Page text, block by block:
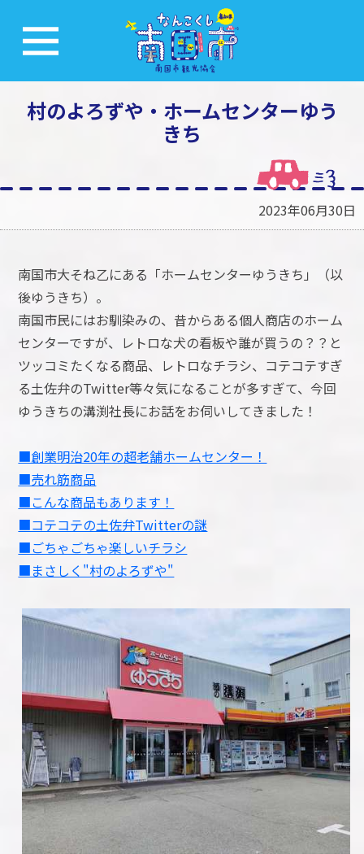
村のよろずや・ホームセンターゆう
きち
2023年06月30日
南国市大そね乙にある「ホームセンターゆうきち」（以
後ゆうきち）。
南国市民にはお馴染みの、昔からある個人商店のホーム
センターですが、レトロな犬の看板や誰が買うの？？と
ツッコミたくなる商品、レトロなチラシ、コテコテすぎ
る土佐弁のTwitter等々気になることが多すぎて、今回
ゆうきちの溝渕社長にお話をお伺いしてきました！
■創業明治20年の超老舗ホームセンター！
■売れ筋商品
■こんな商品もあります！
■コテコテの土佐弁Twitterの謎
■ごちゃごちゃ楽しいチラシ
■まさしく"村のよろずや"